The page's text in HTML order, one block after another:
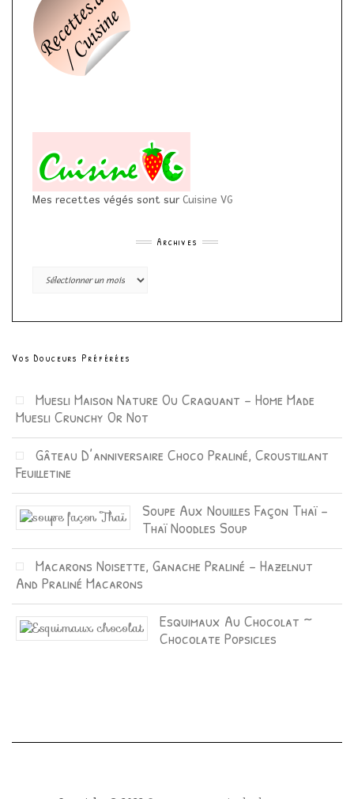
Mes recettes végés sont sur Cuisine VG
Archives
Archives
Vos Douceurs Préférées
Muesli Maison Nature Ou Craquant – Home Made
Muesli Crunchy Or Not
Gâteau D’anniversaire Choco Praliné, Croustillant
Feuilletine
Soupe Aux Nouilles Façon Thaï –
Thaï Noodles Soup
Macarons Noisette, Ganache Praliné – Hazelnut
And Praliné Macarons
Esquimaux Au Chocolat ~
Chocolate Popsicles